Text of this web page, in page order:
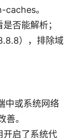
。
否能解析；
），排除域
中或系统网络
。
开启了系统代